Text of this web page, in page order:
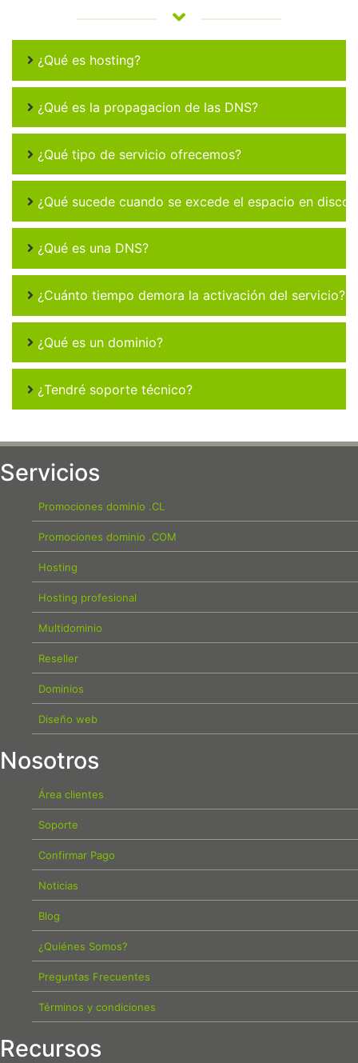
¿Qué es hosting?
¿Qué es la propagacion de las DNS?
¿Qué tipo de servicio ofrecemos?
¿Qué sucede cuando se excede el espacio en disco
¿Qué es una DNS?
¿Cuánto tiempo demora la activación del servicio?
¿Qué es un dominio?
¿Tendré soporte técnico?
Servicios
Promociones dominio .CL
Promociones dominio .COM
Hosting
Hosting profesional
Multidominio
Reseller
Dominios
Diseño web
Nosotros
Área clientes
Soporte
Confirmar Pago
Noticias
Blog
¿Quiénes Somos?
Preguntas Frecuentes
Términos y condiciones
Recursos